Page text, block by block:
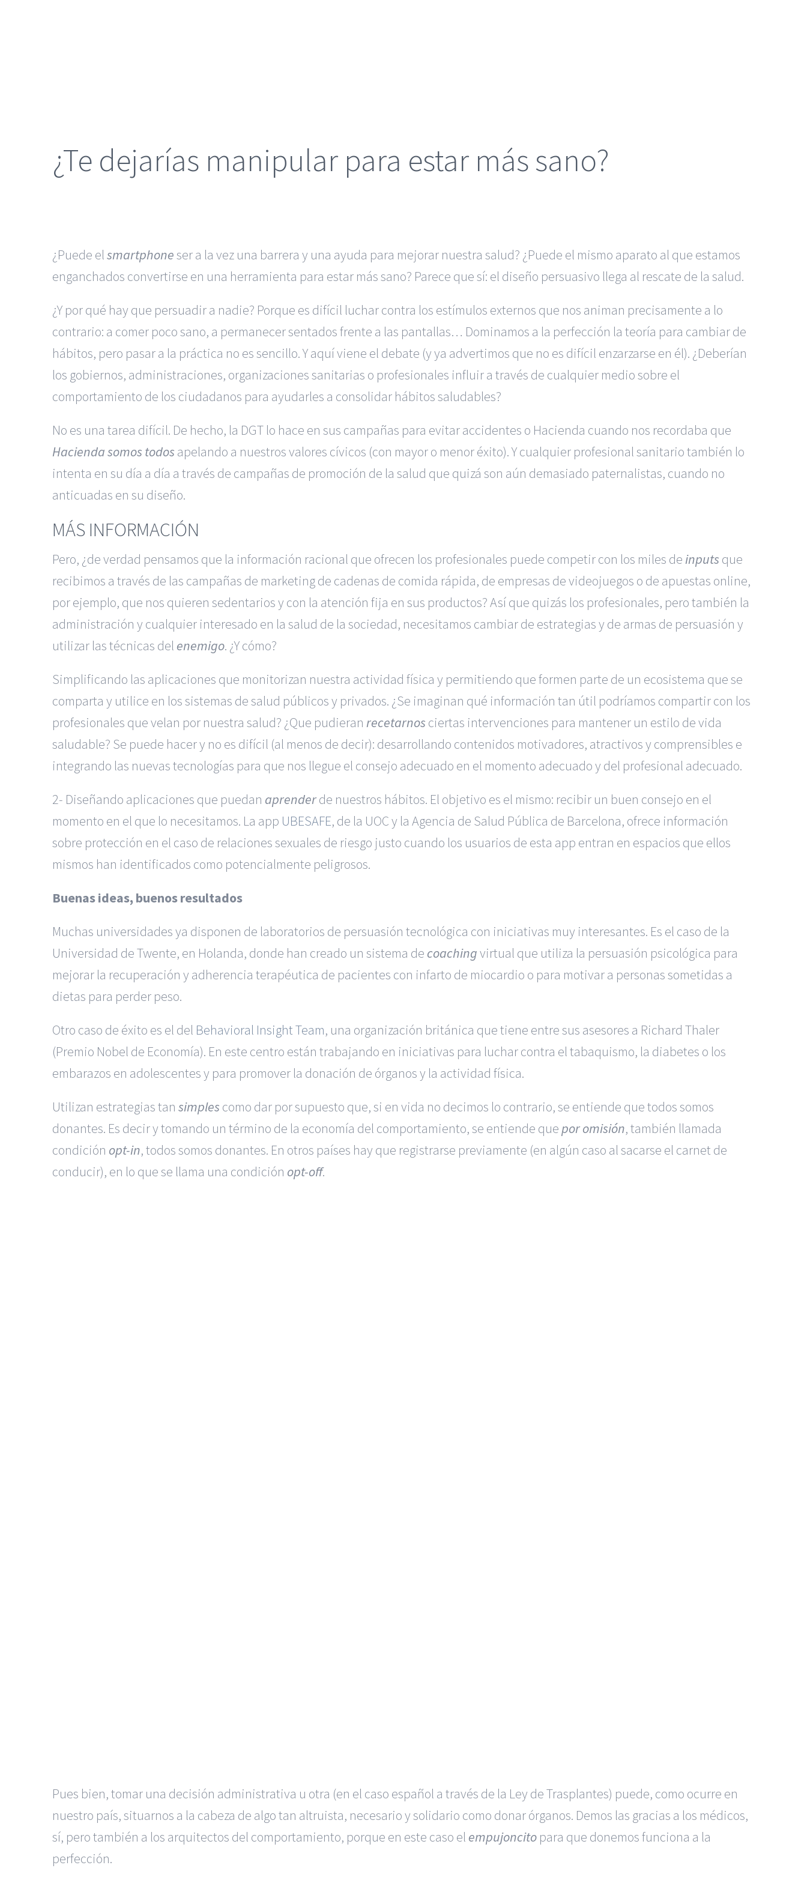
¿Te dejarías manipular para estar más sano?
¿Puede el smartphoneser a la vez una barrera y una ayuda para mejorar nuestra salud? ¿Puede el mismo aparato al que estamos
enganchados convertirse en una herramienta para estar más sano? Parece que sí: el diseño persuasivo llega al rescate de la salud.
¿Y por qué hay que persuadir a nadie? Porque es difícil luchar contra los estímulos externos que nos animan precisamente a lo
contrario: a comer poco sano, a permanecer sentados frente a las pantallas… Dominamos a la perfección la teoría para cambiar de
hábitos, pero pasar a la práctica no es sencillo. Y aquí viene el debate (y ya advertimos que no es difícil enzarzarse en él). ¿Deberían
los gobiernos, administraciones, organizaciones sanitarias o profesionales influir a través de cualquier medio sobre el
comportamiento de los ciudadanos para ayudarles a consolidar hábitos saludables?
No es una tarea difícil. De hecho, la DGT lo hace en sus campañas para evitar accidentes o Hacienda cuando nos recordaba que
Hacienda somos todos apelando a nuestros valores cívicos (con mayor o menor éxito). Y cualquier profesional sanitario también lo
intenta en su día a día a través de campañas de promoción de la salud que quizá son aún demasiado paternalistas, cuando no
anticuadas en su diseño.
MÁS INFORMACIÓN
Pero, ¿de verdad pensamos que la información racional que ofrecen los profesionales puede competir con los miles deinputs que
recibimos a través de las campañas de marketing de cadenas de comida rápida, de empresas de videojuegos o de apuestas online,
por ejemplo, que nos quieren sedentarios y con la atención fija en sus productos? Así que quizás los profesionales, pero también la
administración y cualquier interesado en la salud de la sociedad, necesitamos cambiar de estrategias y de armas de persuasión y
utilizar las técnicas del enemigo. ¿Y cómo?
Simplificando las aplicaciones que monitorizan nuestra actividad física y permitiendo que formen parte de un ecosistema que se
comparta y utilice en los sistemas de salud públicos y privados. ¿Se imaginan qué información tan útil podríamos compartir con los
profesionales que velan por nuestra salud? ¿Que pudieran recetarnos ciertas intervenciones para mantener un estilo de vida
saludable? Se puede hacer y no es difícil (al menos de decir): desarrollando contenidos motivadores, atractivos y comprensibles e
integrando las nuevas tecnologías para que nos llegue el consejo adecuado en el momento adecuado y del profesional adecuado.
2- Diseñando aplicaciones que puedan aprenderde nuestros hábitos. El objetivo es el mismo: recibir un buen consejo en el
momento en el que lo necesitamos. La app UBESAFE, de la UOC y la Agencia de Salud Pública de Barcelona, ofrece información
sobre protección en el caso de relaciones sexuales de riesgo justo cuando los usuarios de esta app entran en espacios que ellos
mismos han identificados como potencialmente peligrosos.
Buenas ideas, buenos resultados
Muchas universidades ya disponen de laboratorios de persuasión tecnológica con iniciativas muy interesantes. Es el caso de la
Universidad de Twente, en Holanda, donde han creado un sistema de coachingvirtual que utiliza la persuasión psicológica para
mejorar la recuperación y adherencia terapéutica de pacientes con infarto de miocardio o para motivar a personas sometidas a
dietas para perder peso.
Otro caso de éxito es el del Behavioral Insight Team, una organización británica que tiene entre sus asesores a Richard Thaler
(Premio Nobel de Economía). En este centro están trabajando en iniciativas para luchar contra el tabaquismo, la diabetes o los
embarazos en adolescentes y para promover la donación de órganos y la actividad física.
Utilizan estrategias tan simples como dar por supuesto que, si en vida no decimos lo contrario, se entiende que todos somos
donantes. Es decir y tomando un término de la economía del comportamiento, se entiende que por omisión, también llamada
condición opt-in, todos somos donantes. En otros países hay que registrarse previamente (en algún caso al sacarse el carnet de
conducir), en lo que se llama una condición opt-off.
Pues bien, tomar una decisión administrativa u otra (en el caso español a través de la Ley de Trasplantes) puede, como ocurre en
nuestro país, situarnos a la cabeza de algo tan altruista, necesario y solidario como donar órganos. Demos las gracias a los médicos,
sí, pero también a los arquitectos del comportamiento, porque en este caso el empujoncito para que donemos funciona a la
perfección.